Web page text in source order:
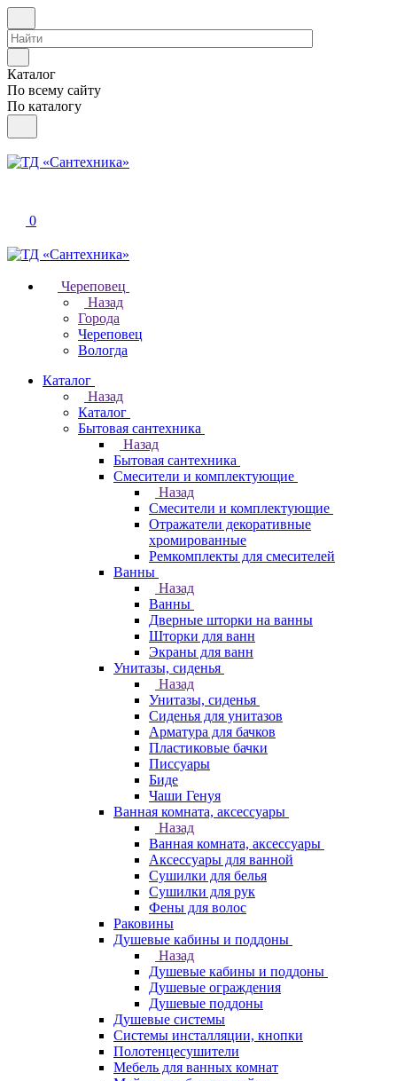
Каталог
По всему сайту
По каталогу
0
Череповец
Назад
Города
Череповец
Вологда
Каталог
Назад
Каталог
Бытовая сантехника
Назад
Бытовая сантехника
Смесители и комплектующие
Назад
Смесители и комплектующие
Отражатели декоративные
хромированные
Ремкомплекты для смесителей
Ванны
Назад
Ванны
Дверные шторки на ванны
Шторки для ванн
Экраны для ванн
Унитазы, сиденья
Назад
Унитазы, сиденья
Сиденья для унитазов
Арматура для бачков
Пластиковые бачки
Писсуары
Биде
Чаши Генуя
Ванная комната, аксессуары
Назад
Ванная комната, аксессуары
Аксессуары для ванной
Сушилки для белья
Сушилки для рук
Фены для волос
Раковины
Душевые кабины и поддоны
Назад
Душевые кабины и поддоны
Душевые ограждения
Душевые поддоны
Душевые системы
Системы инсталляции, кнопки
Полотенцесушители
Мебель для ванных комнат